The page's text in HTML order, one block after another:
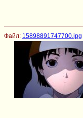
Файл: 15898891747700.jpg